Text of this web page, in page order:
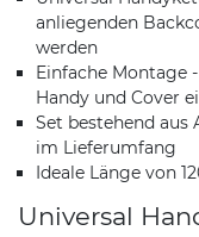
anliegenden
werden
Einfache Montage
Handy und Cover
Set bestehend aus
im Lieferumfang
Ideale Länge von
Universal